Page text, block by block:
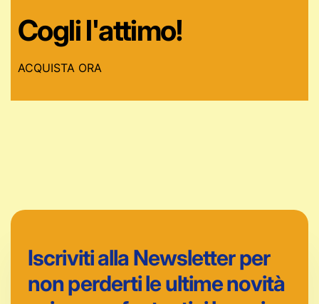
Cogli l'attimo!
ACQUISTA ORA
Iscriviti alla Newsletter per
non perderti le ultime novità